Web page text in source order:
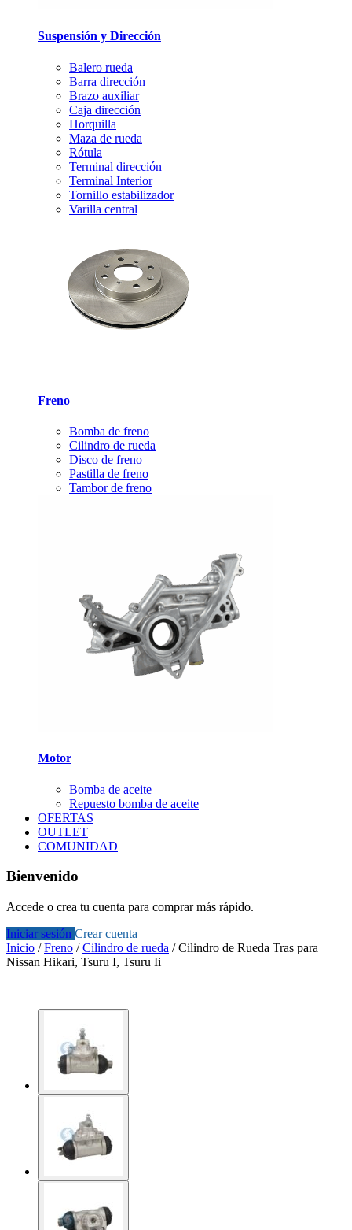
Suspensión y Dirección
Balero rueda
Barra dirección
Brazo auxiliar
Caja dirección
Horquilla
Maza de rueda
Rótula
Terminal dirección
Terminal Interior
Tornillo estabilizador
Varilla central
Freno
Bomba de freno
Cilindro de rueda
Disco de freno
Pastilla de freno
Tambor de freno
Motor
Bomba de aceite
Repuesto bomba de aceite
OFERTAS
OUTLET
COMUNIDAD
Bienvenido
Accede o crea tu cuenta para comprar más rápido.
Iniciar sesión Crear cuenta
Inicio /Freno /Cilindro de rueda /Cilindro de Rueda Tras para
Nissan Hikari, Tsuru I, Tsuru Ii